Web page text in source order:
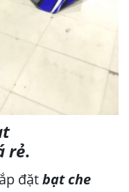
rẻ.
đặtbạt che